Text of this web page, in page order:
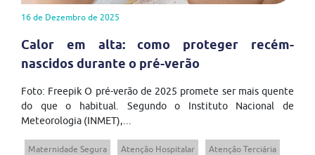
16 de Dezembro de 2025
Calor em alta: como proteger recém-
nascidos durante o pré-verão
Foto: Freepik O pré-verão de 2025 promete ser mais quente
do que o habitual. Segundo o Instituto Nacional de
Meteorologia (INMET),...
Maternidade Segura Atenção Hospitalar
Atenção Terciária